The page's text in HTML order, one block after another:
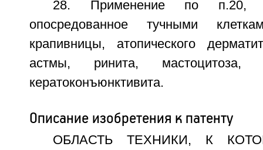
28. Применение по п.20,
опосредованное тучными
крапивницы, атопического
астмы, ринита, мастоцитоза,
кератоконъюнктивита.
Описание изобретения к патенту
ОБЛАСТЬ ТЕХНИКИ, К